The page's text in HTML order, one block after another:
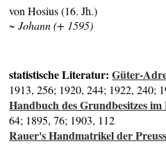
von Hosius (16. Jh.)
~ Johann (+ 1595)
statistische Literatur:Güter-
1913, 256; 1920, 244; 1922, 240;
Handbuch des Grundbesitzes im
64; 1895, 76; 1903, 112
Rauer's Handmatrikel der